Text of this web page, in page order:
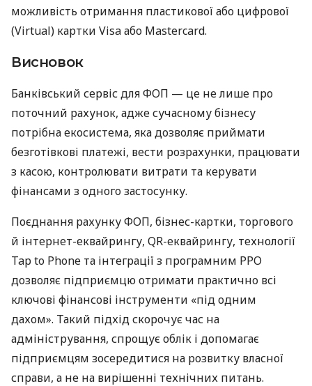
можливість отримання пластикової або цифрової
(Virtual) картки Visa або Mastercard.
Висновок
Банківський сервіс для ФОП — це не лише про
поточний рахунок, адже сучасному бізнесу
потрібна екосистема, яка дозволяє приймати
безготівкові платежі, вести розрахунки, працювати
з касою, контролювати витрати та керувати
фінансами з одного застосунку.
Поєднання рахунку ФОП, бізнес-картки, торгового
й інтернет-еквайрингу, QR-еквайрингу, технології
Tap to Phone та інтеграції з програмним РРО
дозволяє підприємцю отримати практично всі
ключові фінансові інструменти «під одним
дахом». Такий підхід скорочує час на
адміністрування, спрощує облік і допомагає
підприємцям зосередитися на розвитку власної
справи, а не на вирішенні технічних питань.